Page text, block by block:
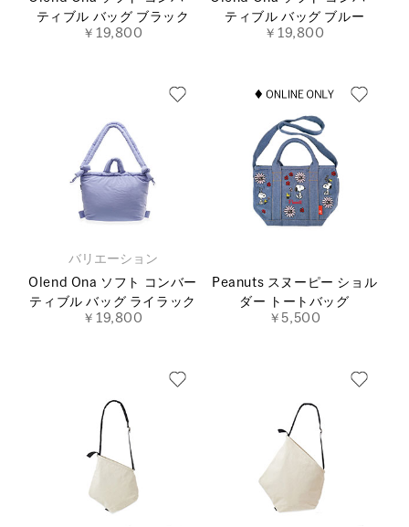
ティブル バッグ ブラック
￥19,800
ティブル バッグ ブルー
￥19,800
バリエーション
Olend Ona ソフト コンバー
ティブル バッグ ライラック
￥19,800
Peanuts スヌーピー ショル
ダー トートバッグ
￥5,500